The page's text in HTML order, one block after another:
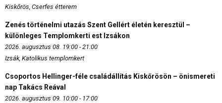
Kiskőrös, Cserfes étterem
Zenés történelmi utazás Szent Gellért életén keresztül –
különleges Templomkerti est Izsákon
2026. augusztus 08. 19:00 - 21:00
Izsák, Katolikus templomkert
Csoportos Hellinger-féle családállítás Kiskőrösön – önismereti
nap Takács Reával
2026. augusztus 09. 10:00 - 17:00